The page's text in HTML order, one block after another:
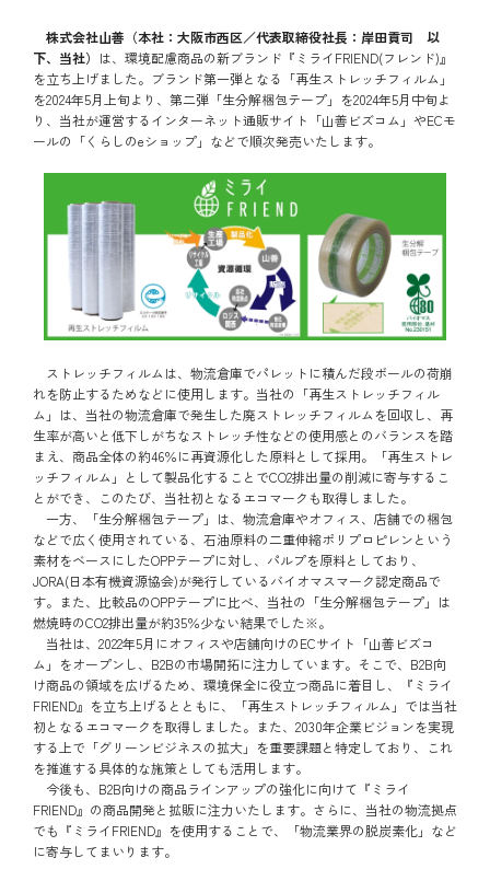
株式会社山善（本社：大阪市西区／代表取締役社長：岸田貢司 以
下、当社） は、環境配慮商品の新ブランド『ミライFRIEND(フレンド)』
を立ち上げました。ブランド第一弾となる「再生ストレッチフィルム」
を2024年5月上旬より、第二弾「生分解梱包テープ」を2024年5月中旬よ
り、当社が運営するインターネット通販サイト「山善ビズコム」やECモ
ールの「くらしのeショップ」などで順次発売いたします。
ストレッチフィルムは、物流倉庫でパレットに積んだ段ボールの荷崩
れを防止するためなどに使用します。当社の「再生ストレッチフィル
ム」は、当社の物流倉庫で発生した廃ストレッチフィルムを回収し、再
生率が高いと低下しがちなストレッチ性などの使用感とのバランスを踏
まえ、商品全体の約46％に再資源化した原料として採用。「再生ストレ
ッチフィルム」として製品化することでCO2排出量の削減に寄与するこ
とができ、このたび、当社初となるエコマークも取得しました。
一方、「生分解梱包テープ」は、物流倉庫やオフィス、店舗での梱包
などで広く使用されている、石油原料の二重伸縮ポリプロピレンという
素材をベースにしたOPPテープに対し、パルプを原料としており、
JORA(日本有機資源協会)が発行しているバイオマスマーク認定商品で
す。また、比較品のOPPテープに比べ、当社の「生分解梱包テープ」は
燃焼時のCO2排出量が約35％少ない結果でした※。
当社は、2022年5月にオフィスや店舗向けのECサイト「山善ビズコ
ム」をオープンし、B2Bの市場開拓に注力しています。そこで、B2B向
け商品の領域を広げるため、環境保全に役立つ商品に着目し、『ミライ
FRIEND』を立ち上げるとともに、「再生ストレッチフィルム」では当社
初となるエコマークを取得しました。また、2030年企業ビジョンを実現
する上で「グリーンビジネスの拡大」を重要課題と特定しており、これ
を推進する具体的な施策としても活用します。
今後も、B2B向けの商品ラインアップの強化に向けて『ミライ
FRIEND』の商品開発と拡販に注力いたします。さらに、当社の物流拠点
でも『ミライFRIEND』を使用することで、「物流業界の脱炭素化」など
に寄与してまいります。